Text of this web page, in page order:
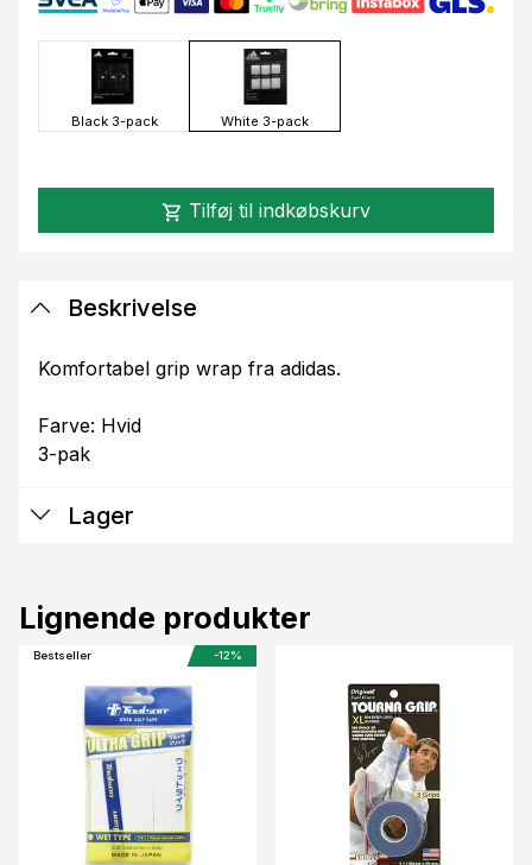
Black 3-pack White 3-pack
shopping_cart Tilføj til indkøbskurv
Beskrivelse
Komfortabel grip wrap fra adidas.
Farve: Hvid
3-pak
Lager
Lignende produkter
Bestseller -12%